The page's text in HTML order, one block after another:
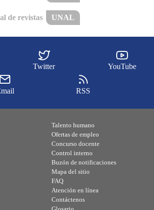
de revistas UNAL
Twitter YouTube
RSS
Talento humano
Ofertas de empleo
Concurso docente
Control interno
Buzón de notificaciones
Mapa del sitio
FAQ
Atención en línea
Contáctenos